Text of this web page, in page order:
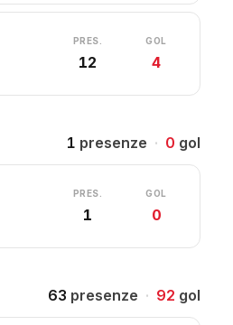
PRES.
12
GOL
4
1 presenze · 0 gol
PRES.
1
GOL
0
63 presenze · 92 gol